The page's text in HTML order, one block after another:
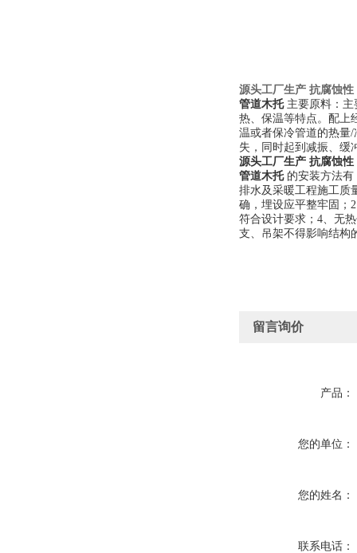
源头工厂生产 抗腐蚀
管道木托 主要原料：
热、保温等特点。配上
温或者保冷管道的热量/
失，同时起到减振、缓
源头工厂生产 抗腐蚀
管道木托 的安装方法有
排水及采暖工程施工质
确，埋设应平整牢固；
符合设计要求；4、无
支、吊架不得影响结构
留言询价
产品：
您的单位：
您的姓名：
联系电话：